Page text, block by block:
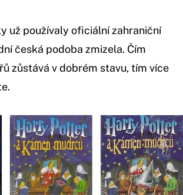
už používaly oficiální zahraniční
česká podoba zmizela. Čím
zůstává v dobrém stavu, tím více